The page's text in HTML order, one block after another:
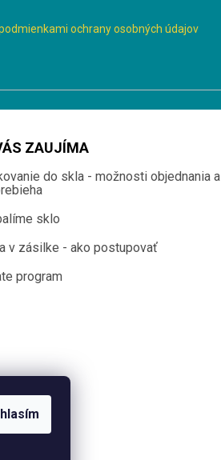
ochrany osobných údajov
ZAUJÍMA
do skla - možnosti objednania a
sklo
v zásilke - ako postupovať
program